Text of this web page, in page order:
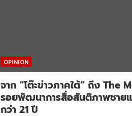
OPINION
จาก “โต๊ะข่าวภาคใต้” ถึง The
รอยพัฒนาการสื่อสันติภาพชาย
กว่า 21 ปี